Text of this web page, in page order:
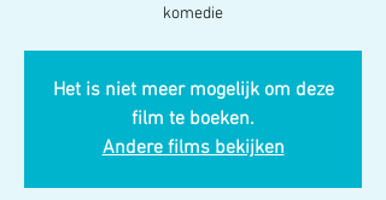
komedie
Het is niet meer mogelijk om deze
film te boeken.
Andere films bekijken